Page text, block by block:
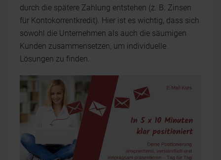
durch die spätere Zahlung entstehen (z. B. Zinsen
für Kontokorrentkredit). Hier ist es wichtig, dass sich
sowohl die Unternehmen als auch die säumigen
Kunden zusammensetzen, um individuelle
Lösungen zu finden.